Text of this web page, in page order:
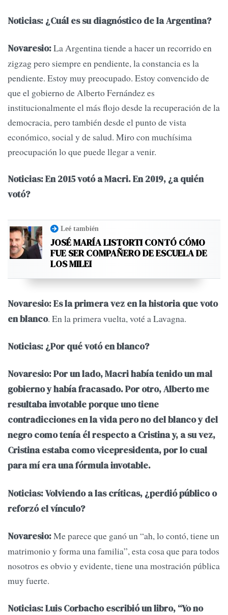
Noticias: ¿Cuál es su diagnóstico de la Argentina?
Novaresio:La Argentina tiende a hacer un recorrido en
zigzag pero siempre en pendiente, la constancia es la
pendiente. Estoy muy preocupado. Estoy convencido de
que el gobierno de Alberto Fernández es
institucionalmente el más flojo desde la recuperación de la
democracia, pero también desde el punto de vista
económico, social y de salud. Miro con muchísima
preocupación lo que puede llegar a venir.
Noticias: En 2015 votó a Macri. En 2019, ¿a quién
votó?
Leé también
JOSÉ MARÍA LISTORTI CONTÓ CÓMO
FUE SER COMPAÑERO DE ESCUELA DE
LOS MILEI
Novaresio: Es la primera vez en la historia que voto
en blanco. En la primera vuelta, voté a Lavagna.
Noticias: ¿Por qué votó en blanco?
Novaresio: Por un lado, Macri había tenido un mal
gobierno y había fracasado. Por otro, Alberto me
resultaba invotable porque uno tiene
contradicciones en la vida pero no del blanco y del
negro como tenía él respecto a Cristina y, a su vez,
Cristina estaba como vicepresidenta, por lo cual
para mí era una fórmula invotable.
Noticias: Volviendo a las críticas, ¿perdió público o
reforzó el vínculo?
Novaresio:Me parece que ganó un “ah, lo contó, tiene un
matrimonio y forma una familia”, esta cosa que para todos
nosotros es obvio y evidente, tiene una mostración pública
muy fuerte.
Noticias: Luis Corbacho escribió un libro, “Yo no